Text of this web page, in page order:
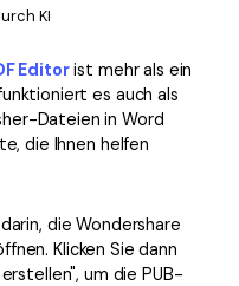
KI
Editorist mehr als ein
es auch als
Dateien in Word
die Ihnen helfen
die Wondershare
Klicken Sie dann
um die PUB-